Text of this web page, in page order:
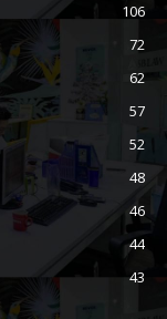
106
72
62
57
52
48
46
44
43